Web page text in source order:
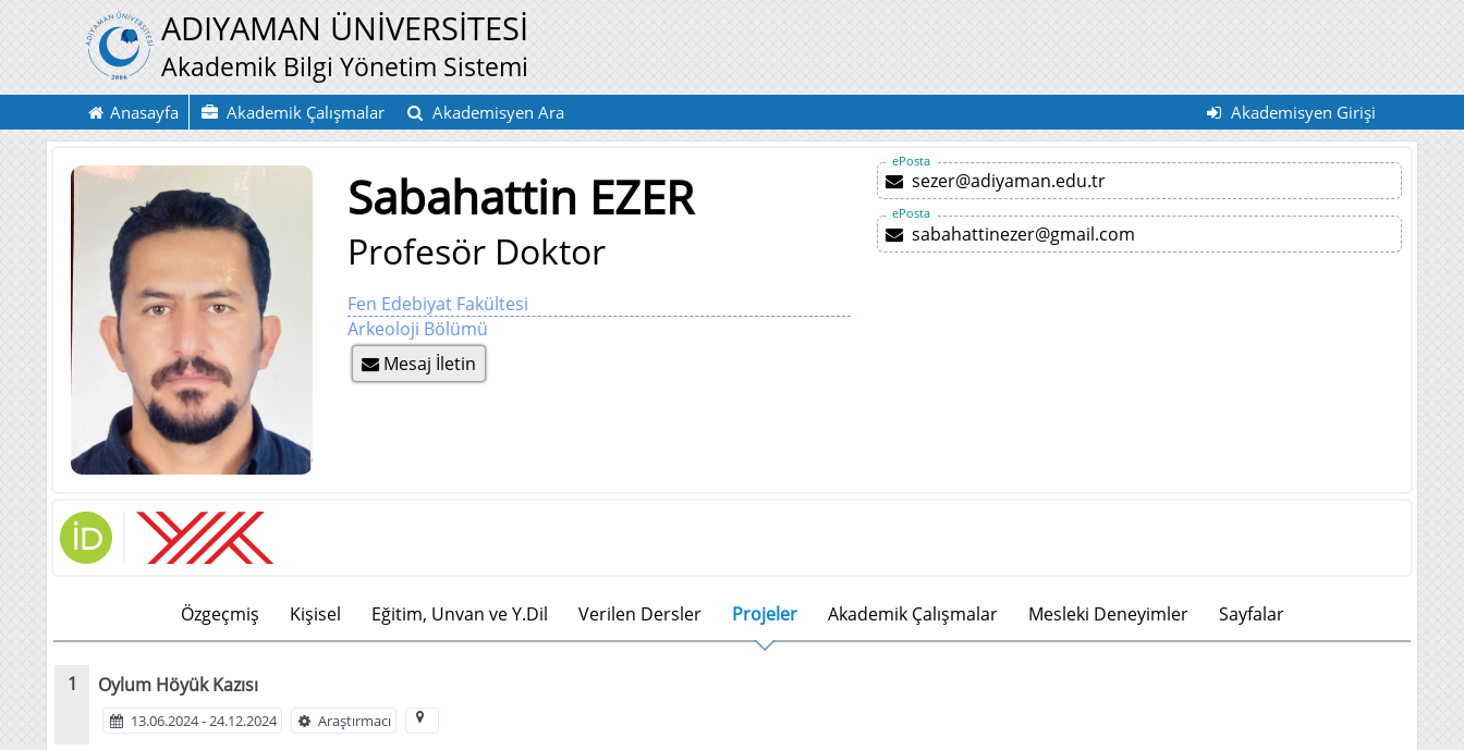
ADIYAMAN ÜNİVERSİTESİ
Akademik Bilgi Yönetim Sistemi
Anasayfa Akademik Çalışmalar Akademisyen Ara Akademisyen Girişi
Sabahattin EZER
Profesör Doktor
Fen Edebiyat Fakültesi
Arkeoloji Bölümü
Mesaj İletin
ePosta
sezer@adiyaman.edu.tr
ePosta
sabahattinezer@gmail.com
Özgeçmiş Kişisel Eğitim, Unvan ve Y.Dil Verilen Dersler Projeler Akademik Çalışmalar Mesleki Deneyimler Sayfalar
Oylum Höyük Kazısı
13.06.2024 - 24.12.2024 Araştırmacı